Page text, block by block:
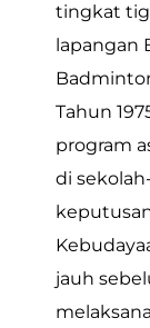
tingkat
lapangan
Tahun
program
di
jauh